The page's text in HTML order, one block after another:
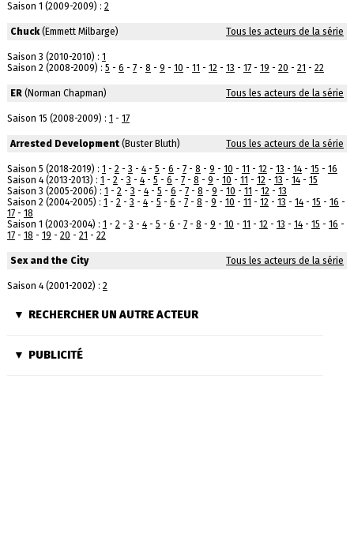
Saison 1 (2009-2009) : 2
Chuck(Emmett Milbarge) Tous les acteurs de la série
Saison 3 (2010-2010) : 1
Saison 2 (2008-2009) : 5 - 6 - 7- 8 - 9 - 10 - 11 - 12- 13 - 17- 19 - 20 - 21 - 22
ER(Norman Chapman) Tous les acteurs de la série
Saison 15 (2008-2009) : 1 - 17
Arrested Development(Buster Bluth) Tous les acteurs de la série
Saison 5 (2018-2019) : 1 - 2- 3 - 4- 5 - 6 - 7- 8 - 9 - 10 - 11 - 12- 13 - 14- 15 - 16
Saison 4 (2013-2013) : 1 - 2- 3 - 4- 5 - 6 - 7- 8 - 9 - 10 - 11 - 12- 13 - 14- 15
Saison 3 (2005-2006) : 1 - 2- 3 - 4- 5 - 6 - 7- 8 - 9 - 10 - 11 - 12- 13
Saison 2 (2004-2005) : 1 - 2- 3 - 4- 5 - 6 - 7- 8 - 9 - 10 - 11 - 12- 13 - 14- 15 - 16 -
17- 18
Saison 1 (2003-2004) : 1 - 2- 3 - 4- 5 - 6 - 7- 8 - 9 - 10 - 11 - 12- 13 - 14- 15 - 16 -
17- 18 - 19 - 20 - 21 - 22
Sex and the City Tous les acteurs de la série
Saison 4 (2001-2002) : 2
RECHERCHER UN AUTRE ACTEUR
PUBLICITÉ